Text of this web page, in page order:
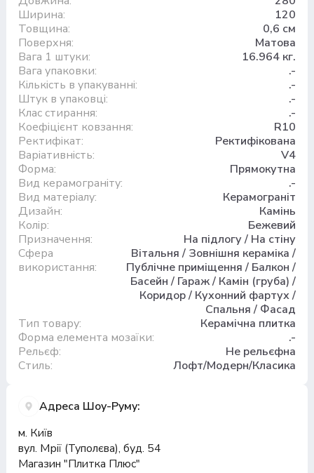
Ширина:
120
Товщина:
0,6 см
Поверхня:
Матова
Вага 1 штуки:
16.964 кг.
Вага упаковки:
.-
Кількість в упакуванні:
.-
Штук в упаковці:
.-
Клас стирання:
.-
Коефіцієнт ковзання:
R10
Ректифікат:
Ректифікована
Варіативність:
V4
Форма:
Прямокутна
Вид керамограніту:
.-
Вид матеріалу:
Керамограніт
Дизайн:
Камінь
Колір:
Бежевий
Призначення:
На підлогу / На стіну
Сфера
використання:
Вітальня / Зовнішня кераміка /
Публічне приміщення / Балкон /
Басейн / Гараж / Камін (груба) /
Коридор / Кухонний фартух /
Спальня / Фасад
Тип товару:
Керамічна плитка
Форма елемента мозаїки:
.-
Рельєф:
Не рельєфна
Стиль:
Лофт/Модерн/Класика
Адреса Шоу-Руму:
м. Київ
вул. Мрії (Туполєва), буд. 54
Магазин "Плитка Плюс"